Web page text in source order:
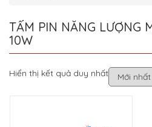
TẤM PIN NĂNG LƯỢNG
10W
Hiển thị kết quả duy nhất